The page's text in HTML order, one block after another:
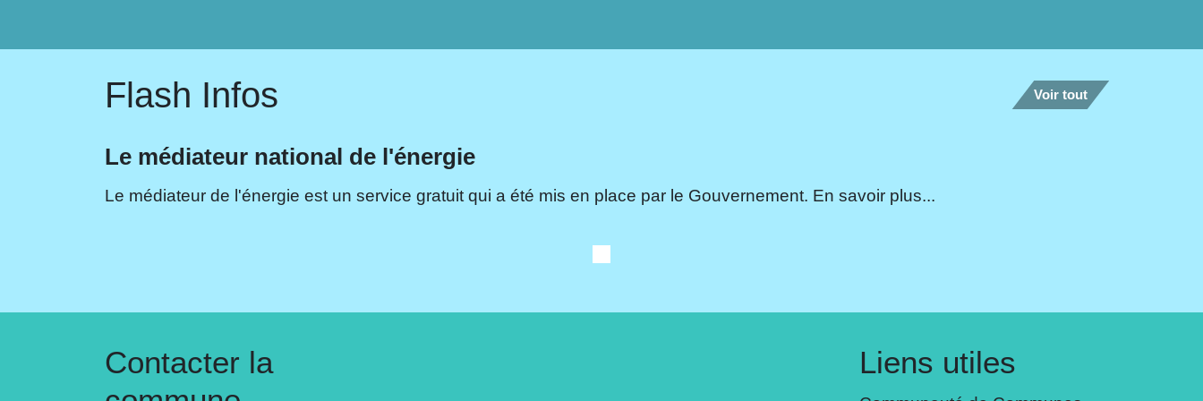
Flash Infos Voir tout
Le médiateur national de l'énergie
Le médiateur de l'énergie est un service gratuit qui a été mis en place par le Gouvernement. En savoir plus...
Contacter la
Liens utiles